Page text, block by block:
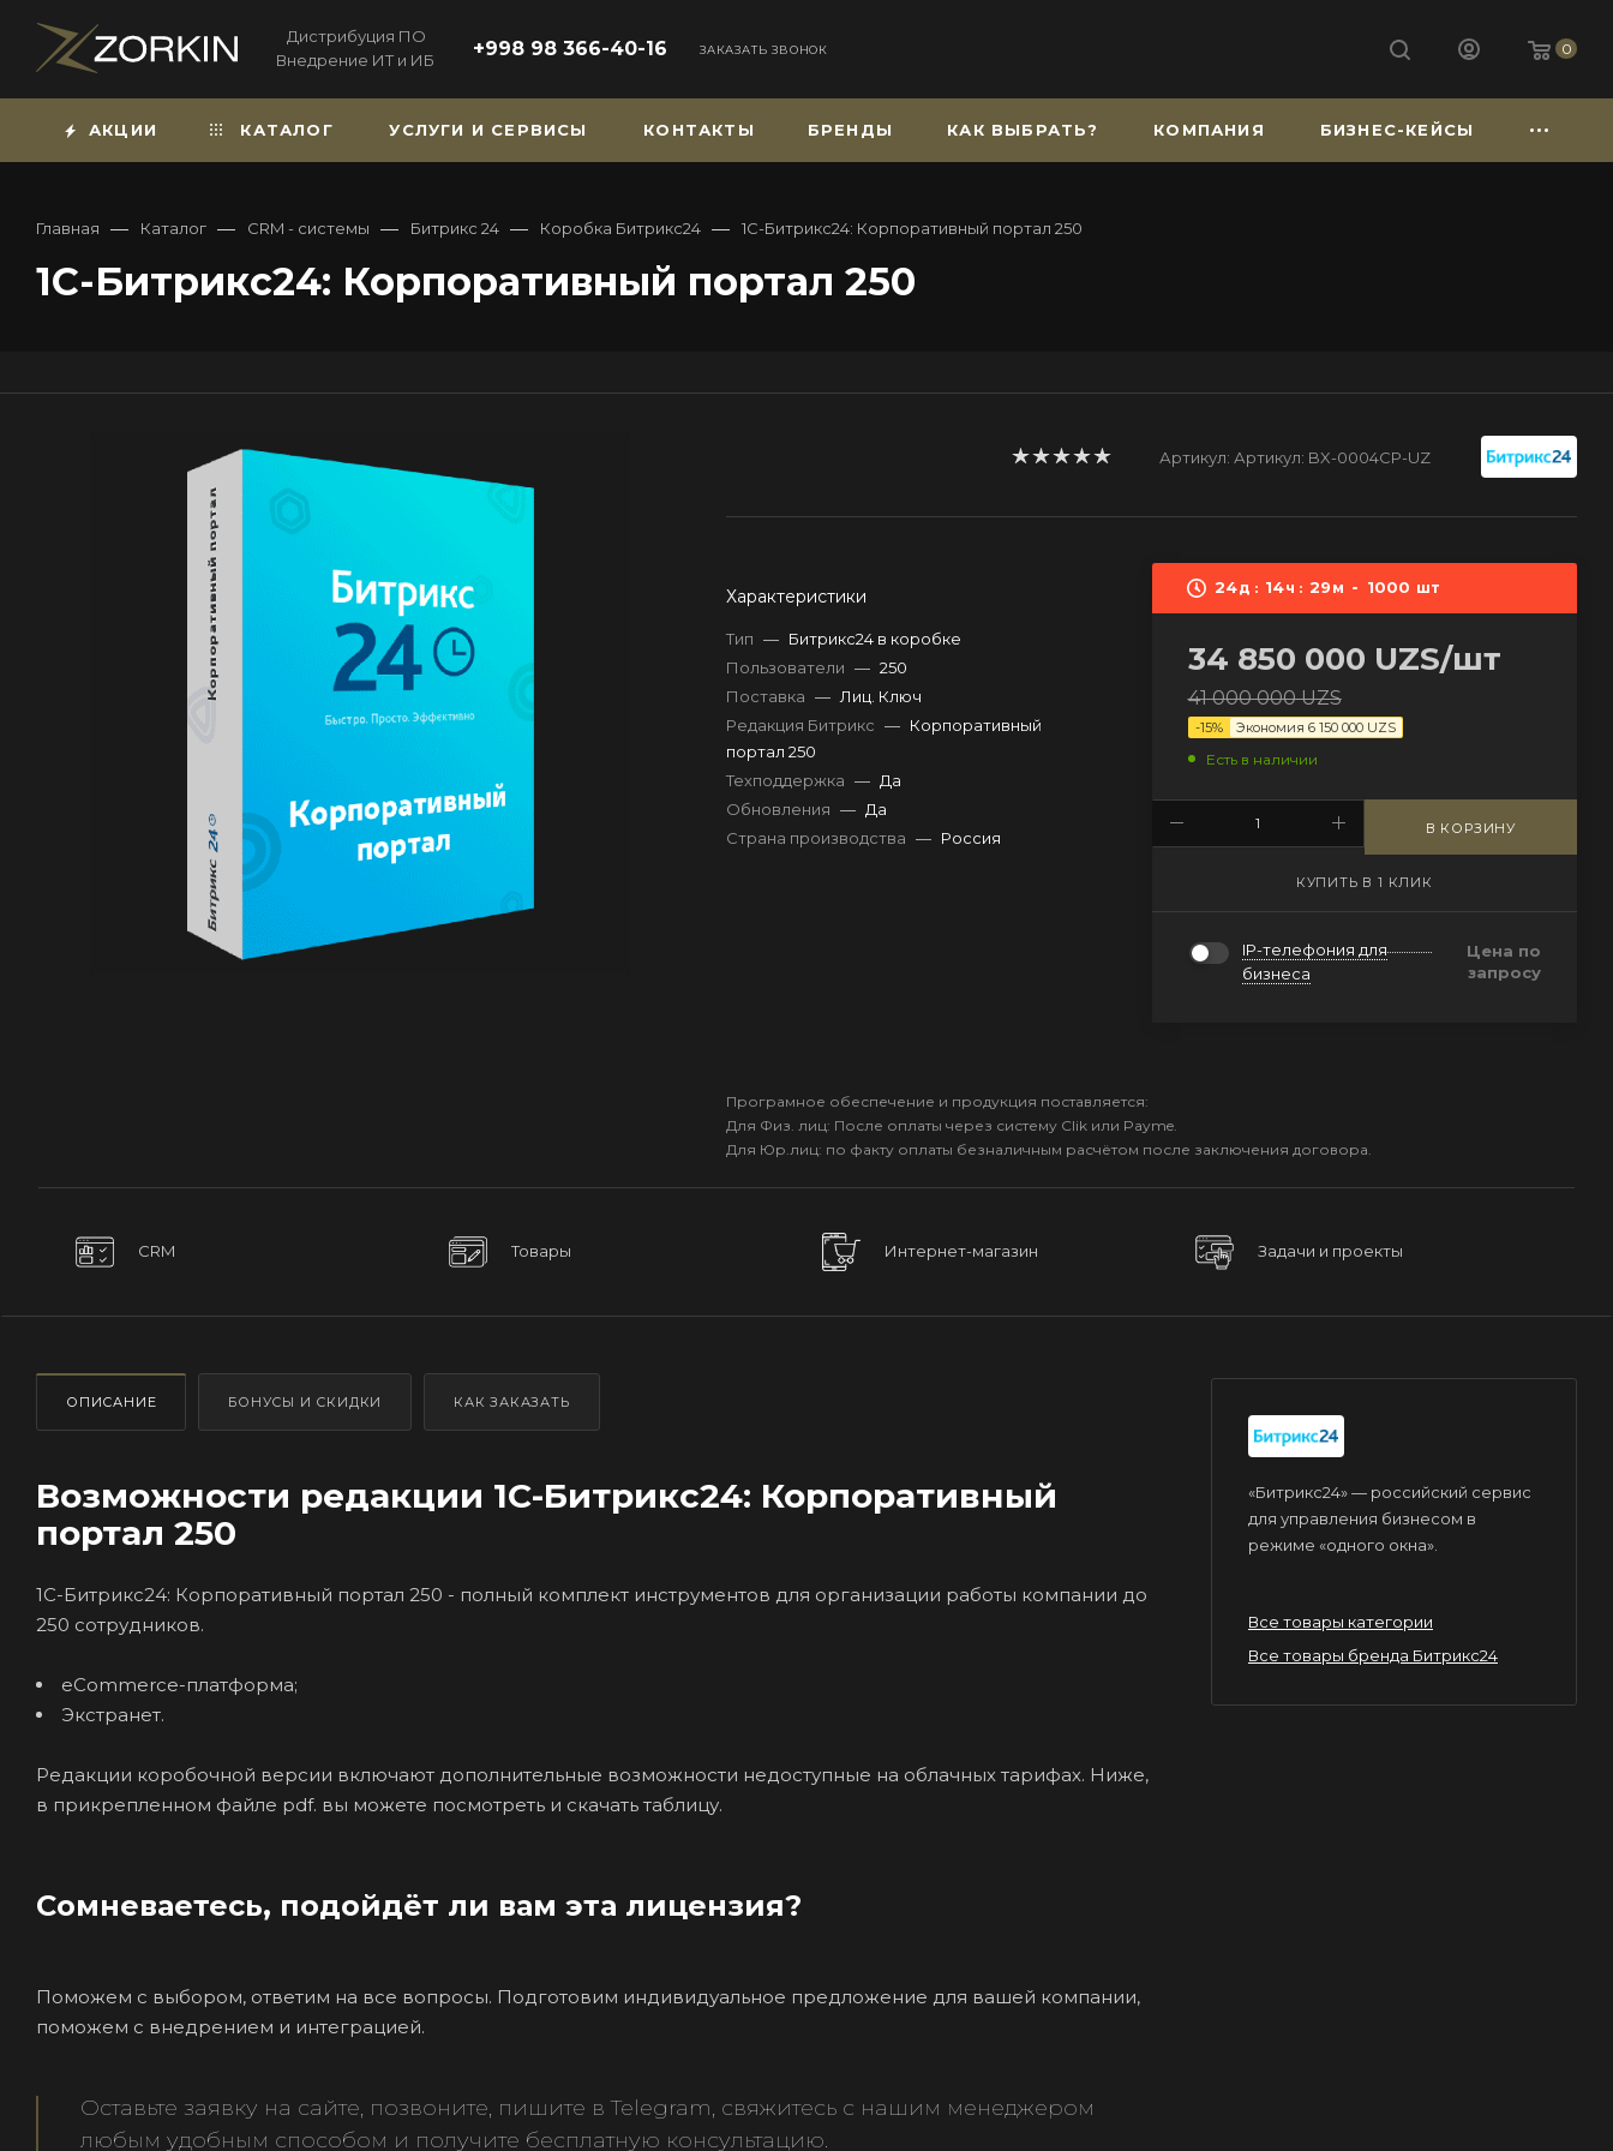
Дистрибуция ПО
Внедрение ИТ и ИБ
+998 98 366-40-16 ЗАКАЗАТЬ ЗВОНОК 0
АКЦИИ КАТАЛОГ УСЛУГИ И СЕРВИСЫ КОНТАКТЫ БРЕНДЫ КАК ВЫБРАТЬ? КОМПАНИЯ БИЗНЕС-КЕЙСЫ
Главная — Каталог — CRM - системы — Битрикс 24 — Коробка Битрикс24 — 1С-Битрикс24: Корпоративный портал 250
1С-Битрикс24: Корпоративный портал 250
Артикул: Артикул: BX-0004CP-UZ
Характеристики
Тип — Битрикс24 в коробке
Пользователи — 250
Поставка — Лиц. Ключ
Редакция Битрикс — Корпоративный
портал 250
Техподдержка — Да
Обновления — Да
Страна производства — Россия
24д 14ч 29 м 1000 шт
34 850 000 UZS/шт
41 000 000UZS
-15% Экономия 6 150 000UZS
Есть в наличии
В КОРЗИНУ
КУПИТЬ В 1 КЛИК
IP-телефония для
бизнеса
Цена по
запросу
Програмное обеспечение и продукция поставляется:
Для Физ. лиц: После оплаты через систему Clik или Payme.
Для Юр.лиц: по факту оплаты безналичным расчётом после заключения договора.
CRM Товары Интернет-магазин Задачи и проекты
ОПИСАНИЕ БОНУСЫ И СКИДКИ КАК ЗАКАЗАТЬ
Возможности редакции 1С-Битрикс24: Корпоративный
портал 250
1С-Битрикс24: Корпоративный портал 250 - полный комплект инструментов для организации работы компании до
250 сотрудников.
eCommerce-платформа;
Экстранет.
Редакции коробочной версии включают дополнительные возможности недоступные на облачных тарифах. Ниже,
в прикрепленном файле pdf. вы можете посмотреть и скачать таблицу.
Сомневаетесь, подойдёт ли вам эта лицензия?
Поможем с выбором, ответим на все вопросы. Подготовим индивидуальное предложение для вашей компании,
поможем с внедрением и интеграцией.
Оставьте заявку на сайте, позвоните, пишите в Telegram, свяжитесь с нашим менеджером
любым удобным способом и получите бесплатную консультацию.
«Битрикс24» — российский сервис
для управления бизнесом в
режиме «одного окна».
Все товары категории
Все товары бренда Битрикс24